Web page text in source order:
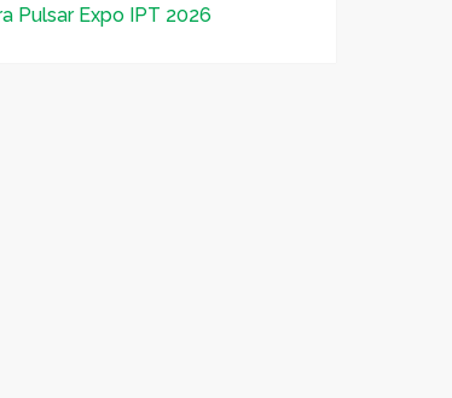
Pulsar Expo IPT 2026